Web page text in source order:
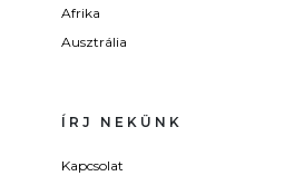
Afrika
Ausztrália
ÍRJ NEKÜNK
Kapcsolat